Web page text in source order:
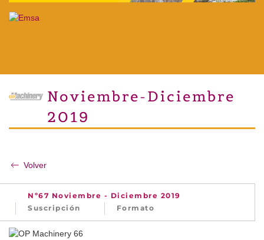
Noviembre-Diciembre
2019
Volver
Nº67 Noviembre - Diciembre 2019
Suscripción
Formato